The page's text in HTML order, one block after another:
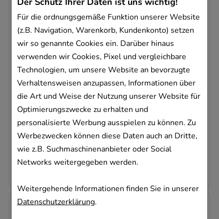
Für die ordnungsgemäße Funktion unserer Website
(z.B. Navigation, Warenkorb, Kundenkonto) setzen
wir so genannte Cookies ein. Darüber hinaus
verwenden wir Cookies, Pixel und vergleichbare
Technologien, um unsere Website an bevorzugte
Verhaltensweisen anzupassen, Informationen über
die Art und Weise der Nutzung unserer Website für
Optimierungszwecke zu erhalten und
personalisierte Werbung ausspielen zu können. Zu
Werbezwecken können diese Daten auch an Dritte,
wie z.B. Suchmaschinenanbieter oder Social
Networks weitergegeben werden.
Weitergehende Informationen finden Sie in unserer
Datenschutzerklärung.
ELEVIT 2 Schwangerschaft Weichkapseln
Bayer Vital GmbH
60St
Weichkapseln
11865950
Sofort lieferbar
56,45 €¹
AVP: 65,99 €²
0,94 € pro 1 Stk
-10,5%